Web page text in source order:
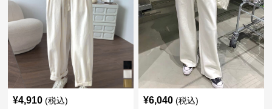
¥4,910 (税込) ¥6,040 (税込)